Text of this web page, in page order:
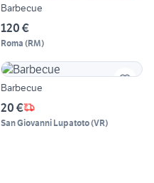
Barbecue
120 €
Roma (RM)
Barbecue
20 €
San Giovanni Lupatoto(VR)